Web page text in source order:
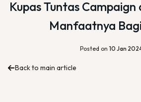
Kupas Tuntas
Manfaatnya
Posted on 10 Jan
Back to main article